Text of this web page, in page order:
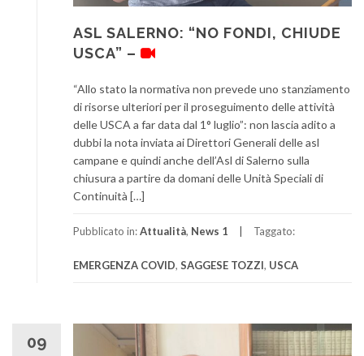
ASL SALERNO: “NO FONDI, CHIUDE
USCA” –
“Allo stato la normativa non prevede uno stanziamento
di risorse ulteriori per il proseguimento delle attività
delle USCA a far data dal 1° luglio”: non lascia adito a
dubbi la nota inviata ai Direttori Generali delle asl
campane e quindi anche dell’Asl di Salerno sulla
chiusura a partire da domani delle Unità Speciali di
Continuità […]
Pubblicato in:Attualità, News 1 Taggato:
EMERGENZA COVID, SAGGESE TOZZI, USCA
09